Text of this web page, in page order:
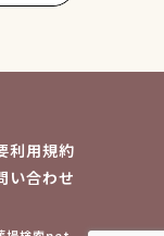
利用規約
い合わせ